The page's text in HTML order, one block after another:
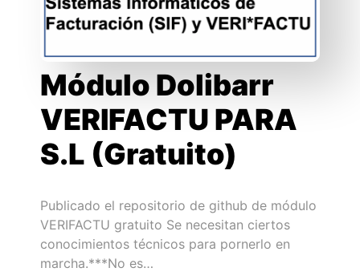
Módulo Dolibarr
VERIFACTU PARA
S.L (Gratuito)
Publicado el repositorio de github de módulo
VERIFACTU gratuito Se necesitan ciertos
conocimientos técnicos para pornerlo en
marcha.***No es…